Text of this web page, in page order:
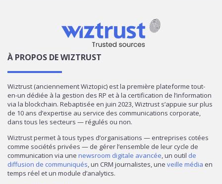
À PROPOS DE WIZTRUST
Wiztrust (anciennement Wiztopic) est la première plateforme tout-
en-un dédiée à la gestion des RP et à la certification de l’information
via la blockchain. Rebaptisée en juin 2023, Wiztrust s’appuie sur plus
de 10 ans d’expertise au service des communications corporate,
dans tous les secteurs — régulés ou non.
Wiztrust permet à tous types d’organisations — entreprises cotées
comme sociétés privées — de gérer l’ensemble de leur cycle de
communication via une newsroom digitale avancée, un outil de
diffusion de communiqués, un CRM journalistes, une veille média en
temps réel et un module d’analytics.